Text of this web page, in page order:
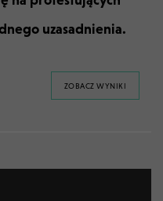
uzasadnienia.
ZOBACZ WYNIKI